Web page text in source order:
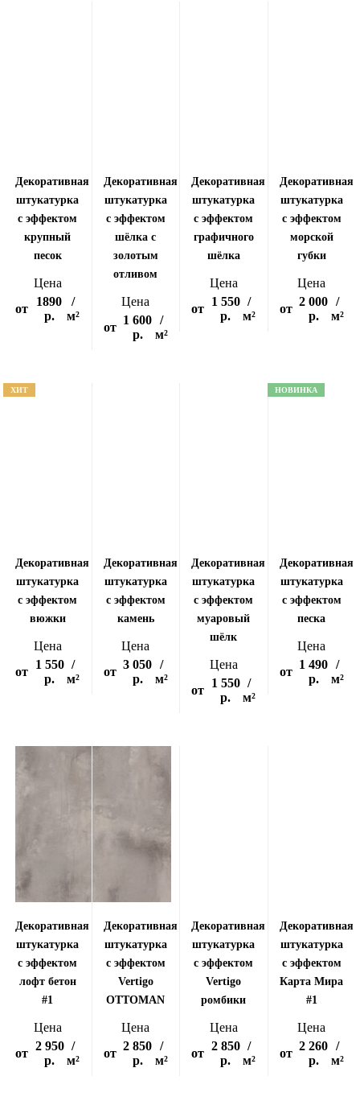
Декоративная
штукатурка
с эффектом
крупный
песок
Цена
от
1890
р.
/
м²
Декоративная
штукатурка
с эффектом
шёлка с
золотым
отливом
Цена
от
1 600
р.
/
м²
Декоративная
штукатурка
с эффектом
графичного
шёлка
Цена
от
1 550
р.
/
м²
Декоративная
штукатурка
с эффектом
морской
губки
Цена
от
2 000
р.
/
м²
ХИТ
Декоративная
штукатурка
с эффектом
вюжки
Цена
от
1 550
р.
/
м²
Декоративная
штукатурка
с эффектом
камень
Цена
от
3 050
р.
/
м²
Декоративная
штукатурка
с эффектом
муаровый
шёлк
Цена
от
1 550
р.
/
м²
НОВИНКА
Декоративная
штукатурка
с эффектом
песка
Цена
от
1 490
р.
/
м²
Декоративная
штукатурка
с эффектом
лофт бетон
#1
Цена
от
2 950
р.
/
м²
Декоративная
штукатурка
с эффектом
Vertigo
OTTOMAN
Цена
от
2 850
р.
/
м²
Декоративная
штукатурка
с эффектом
Vertigo
ромбики
Цена
от
2 850
р.
/
м²
Декоративная
штукатурка
с эффектом
Карта Мира
#1
Цена
от
2 260
р.
/
м²